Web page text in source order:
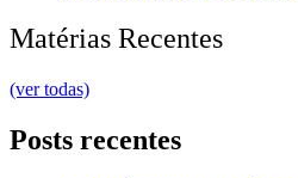
Matérias Recentes
(ver todas)
Posts recentes